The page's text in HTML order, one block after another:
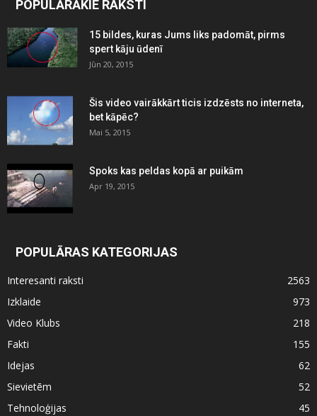
POPULĀRĀKIE RAKSTI
15 bildes, kuras Jums liks padomāt, pirms
spert kāju ūdenī
Jūn 20, 2015
Šis video vairākkārt ticis izdzēsts no interneta,
bet kāpēc?
Mai 5, 2015
Spoks kas peldas kopā ar puikām
Apr 19, 2015
POPULĀRAS KATEGORIJAS
Interesanti raksti
2563
Izklaide
973
Video Klubs
218
Fakti
155
Idejas
62
Sievietēm
52
Tehnoloģijas
45